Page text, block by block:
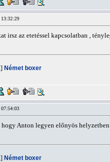
irsz az etetéssel kapcsolatban ,
Német boxer
Anton legyen előnyös
Német boxer